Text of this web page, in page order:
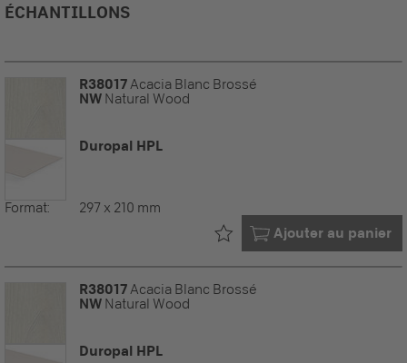
ÉCHANTILLONS
R38017Acacia Blanc Brossé
NW Natural Wood
Duropal HPL
Format: 297 x 210 mm
Ajouter au panier
Déjà dans votre
R38017Acacia Blanc Brossé
NW Natural Wood
Duropal HPL